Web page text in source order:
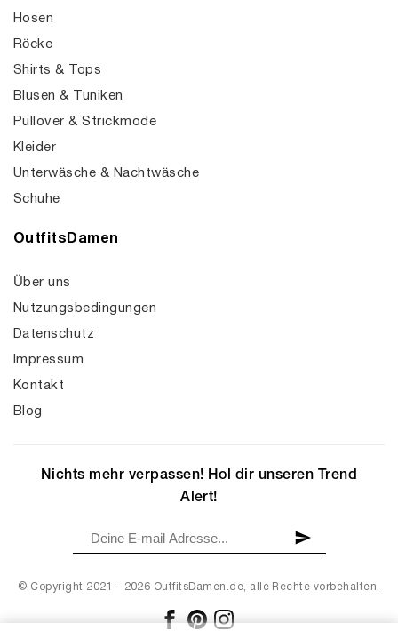
Hosen
Röcke
Shirts & Tops
Blusen & Tuniken
Pullover & Strickmode
Kleider
Unterwäsche & Nachtwäsche
Schuhe
OutfitsDamen
Über uns
Nutzungsbedingungen
Datenschutz
Impressum
Kontakt
Blog
© Copyright 2021 - 2026 OutfitsDamen.de, alle Rechte vorbehalten.
Nichts mehr verpassen! Hol dir unseren Trend
Alert!